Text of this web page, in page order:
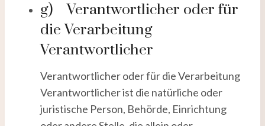
g) Verantwortlicher oder für
die Verarbeitung
Verantwortlicher
Verantwortlicher oder für die Verarbeitung
Verantwortlicher ist die natürliche oder
juristische Person, Behörde, Einrichtung